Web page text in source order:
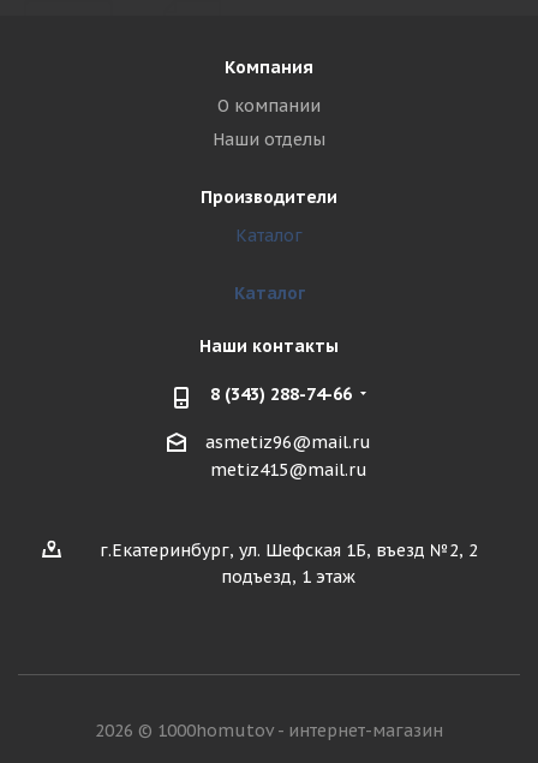
Компания
О компании
Наши отделы
Производители
Каталог
Каталог
Наши контакты
8 (343) 288-74-66
asmetiz96@mail.ru
metiz415@mail.ru
г.Екатеринбург, ул. Шефская 1Б, въезд №2, 2
подъезд, 1 этаж
2026 © 1000homutov - интернет-магазин